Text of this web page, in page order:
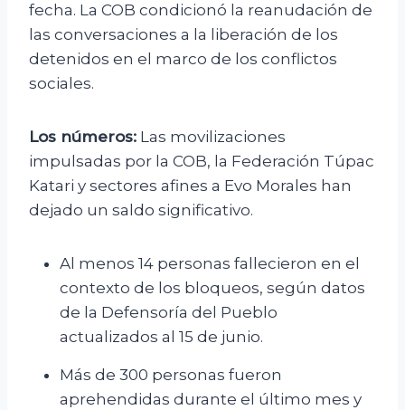
fecha. La COB condicionó la reanudación de
las conversaciones a la liberación de los
detenidos en el marco de los conflictos
sociales.
Los números: Las movilizaciones
impulsadas por la COB, la Federación Túpac
Katari y sectores afines a Evo Morales han
dejado un saldo significativo.
Al menos 14 personas fallecieron en el
contexto de los bloqueos, según datos
de la Defensoría del Pueblo
actualizados al 15 de junio.
Más de 300 personas fueron
aprehendidas durante el último mes y